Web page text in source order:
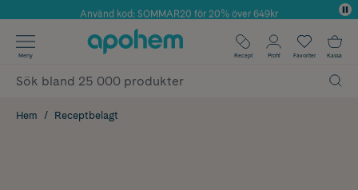
Årets Butik 2025 inom Skönhet
Använd kod: SOMMAR20 för 20% över 649kr
✓ Fri frakt
✓ Poäng på alla köp*
Meny Recept Profil Favoriter Kassa
Hem Receptbelagt